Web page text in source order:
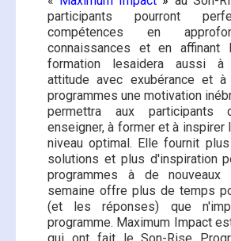
participants pourront
compétences en
connaissances et en affinant
formation lesaidera aussi à
attitude avec exubérance et
programmes une motivation
permettra aux participants
enseigner, à former et à inspirer
niveau optimal. Elle fournit
solutions et plus d'inspiration
programmes à de nouveaux
semaine offre plus de temps
(et les réponses) que
programme. Maximum Impact